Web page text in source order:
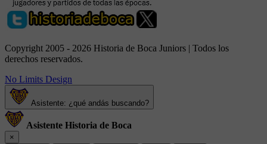
Copyright 2005 - 2026 Historia de Boca Juniors | Todos los
derechos reservados.
No Limits Design
Asistente: ¿qué andás buscando?
Asistente Historia de Boca
×